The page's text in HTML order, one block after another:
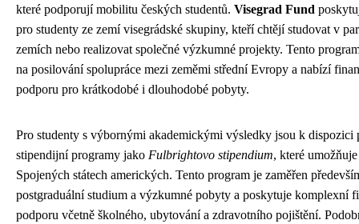
které podporují mobilitu českých studentů. Visegrad Fund
pro studenty ze zemí visegrádské skupiny, kteří chtějí studovat v
zemích nebo realizovat společné výzkumné projekty. Tento
na posilování spolupráce mezi zeměmi střední Evropy a nabízí
podporu pro krátkodobé i dlouhodobé pobyty.
Pro studenty s výbornými akademickými výsledky jsou k dispozici
stipendijní programy jako Fulbrightovo stipendium, které
Spojených státech amerických. Tento program je zaměřen
postgraduální studium a výzkumné pobyty a poskytuje komplexní
podporu včetně školného, ubytování a zdravotního pojištění.